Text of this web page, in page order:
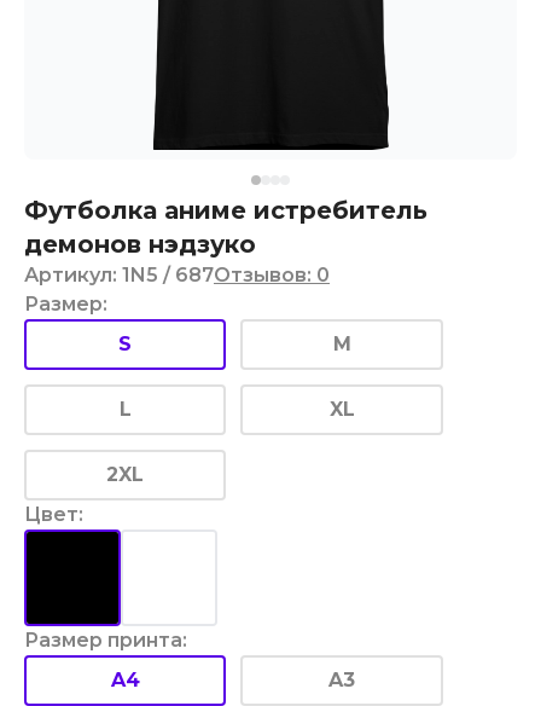
Футболка аниме истребитель
демонов нэдзуко
Артикул: 1N5 / 687Отзывов: 0
Размер:
S
M
L XL
2XL
Цвет:
Размер принта:
A4
A3